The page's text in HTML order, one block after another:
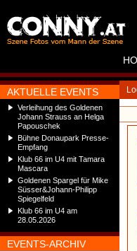
AKTUELLE EVENTS
Verleihung des Goldenen
Johann Strauss an Helga
Papouschek
Bühne Donaupark Presse-
Empfang
Klub 66 im U4 mit Tamara
Mascara
Goldenen Spargel für Mike
Süsser&Johann-Philipp
Spiegelfeld
Klub 66 im U4 am
28.05.2026
EVENTS-ARCHIV